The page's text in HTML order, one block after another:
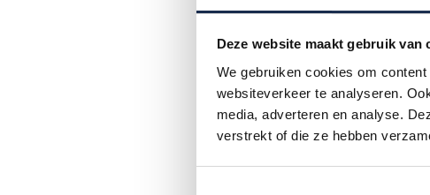
Deze website maakt gebruik van
We gebruiken cookies om
websiteverkeer te analyseren.
media, adverteren en analyse.
verstrekt of die ze hebben